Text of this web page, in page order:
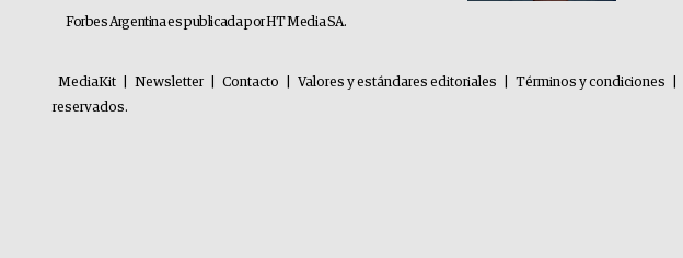
Forbes Argentina es publicada por HT Media SA.
MediaKit Newsletter Contacto Valores y estándares editoriales Términos y condiciones
reservados.